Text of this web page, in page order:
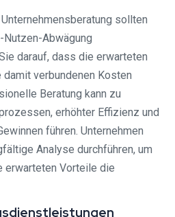
sollten
Abwägung
darauf, dass die erwarteten
verbundenen Kosten
Beratung kann zu
erhöhter Effizienz und
führen. Unternehmen
Analyse durchführen, um
erwarteten Vorteile die